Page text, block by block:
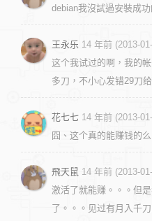
debian我沒試過安裝成
王永乐 14 年前 (2013-
这个我试过的啊，我的
多刀，不小心发错29刀给
花七七 14 年前 (2013-
囧、这个真的能赚钱的么
飛天鼠 14 年前 (2013-
激活了就能赚。。。但
了。。。见过有月入千